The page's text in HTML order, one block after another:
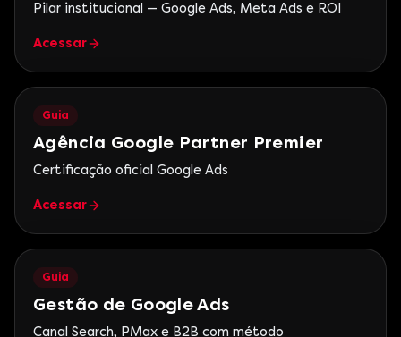
Pilar institucional — Google Ads, Meta Ads e ROI
Acessar
Guia
Agência Google Partner Premier
Certificação oficial Google Ads
Acessar
Guia
Gestão de Google Ads
Canal Search, PMax e B2B com método